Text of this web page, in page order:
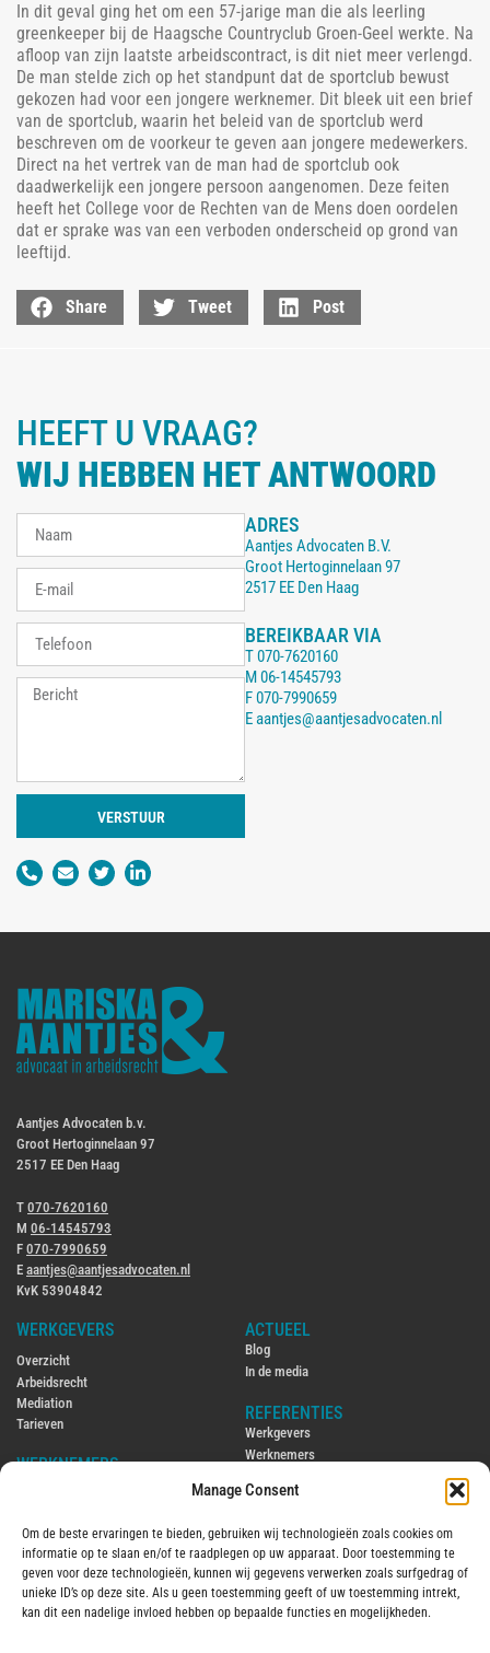
Manage Consent
Om de beste ervaringen te bieden, gebruiken wij technologieën zoals cookies om
informatie op te slaan en/of te raadplegen op uw apparaat. Door toestemming te
geven voor deze technologieën, kunnen wij gegevens verwerken zoals surfgedrag of
unieke ID’s op deze site. Als u geen toestemming geeft of uw toestemming intrekt,
kan dit een nadelige invloed hebben op bepaalde functies en mogelijkheden.
In dit geval ging het om een 57-jarige man die als leerling
greenkeeper bij de Haagsche Countryclub Groen-Geel werkte. Na
afloop van zijn laatste arbeidscontract, is dit niet meer verlengd.
De man stelde zich op het standpunt dat de sportclub bewust
gekozen had voor een jongere werknemer. Dit bleek uit een brief
van de sportclub, waarin het beleid van de sportclub werd
beschreven om de voorkeur te geven aan jongere medewerkers.
Direct na het vertrek van de man had de sportclub ook
daadwerkelijk een jongere persoon aangenomen. Deze feiten
heeft het College voor de Rechten van de Mens doen oordelen
dat er sprake was van een verboden onderscheid op grond van
leeftijd.
Share Tweet Post
HEEFT U VRAAG?
WIJ HEBBEN HET ANTWOORD
VERSTUUR
ADRES
Aantjes Advocaten B.V.
Groot Hertoginnelaan 97
2517 EE Den Haag
BEREIKBAAR VIA
T070-7620160
M06-14545793
F070-7990659
Eaantjes@aantjesadvocaten.nl
Aantjes Advocaten b.v.
Groot Hertoginnelaan 97
2517 EE Den Haag
T 070-7620160
M 06-14545793
F 070-7990659
E aantjes@aantjesadvocaten.nl
KvK 53904842
WERKGEVERS
Overzicht
Arbeidsrecht
Mediation
Tarieven
WERKNEMERS
Ambtenarenrecht
Mediation
Tarieven
OVER MIJ
ACTUEEL
Blog
In de media
REFERENTIES
Werkgevers
Werknemers
CONTACT
ENGLISH
Hiring and firing employees in the
Netherlands
Employment law in the Netherlands